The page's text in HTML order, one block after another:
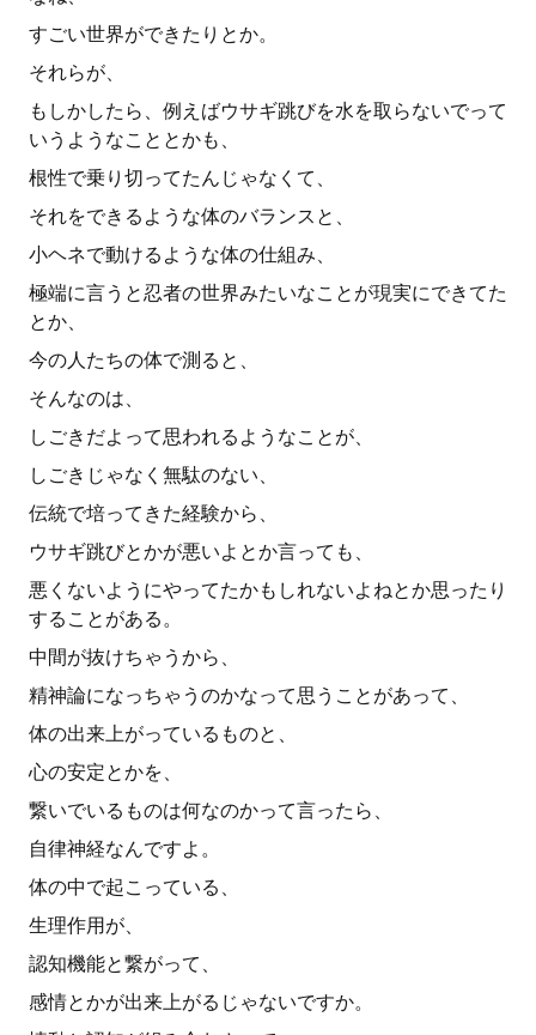
すごい世界ができたりとか。
それらが、
もしかしたら、例えばウサギ跳びを水を取らないでって
いうようなこととかも、
根性で乗り切ってたんじゃなくて、
それをできるような体のバランスと、
小ヘネで動けるような体の仕組み、
極端に言うと忍者の世界みたいなことが現実にできてた
とか、
今の人たちの体で測ると、
そんなのは、
しごきだよって思われるようなことが、
しごきじゃなく無駄のない、
伝統で培ってきた経験から、
ウサギ跳びとかが悪いよとか言っても、
悪くないようにやってたかもしれないよねとか思ったり
することがある。
中間が抜けちゃうから、
精神論になっちゃうのかなって思うことがあって、
体の出来上がっているものと、
心の安定とかを、
繋いでいるものは何なのかって言ったら、
自律神経なんですよ。
体の中で起こっている、
生理作用が、
認知機能と繋がって、
感情とかが出来上がるじゃないですか。